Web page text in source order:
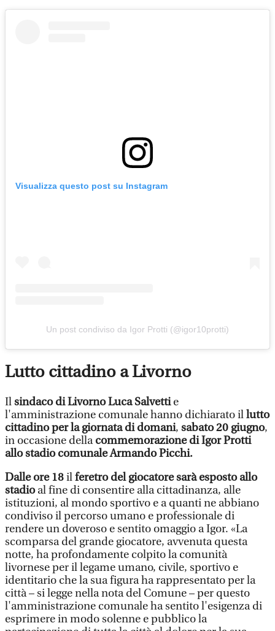
Visualizza questo post su Instagram
Un post condiviso da Igor Protti (@igor10protti)
Lutto cittadino a Livorno
Ilsindaco di LivornoLuca Salvettie
l'amministrazione comunale hanno dichiarato illutto
cittadino per la giornata di domani, sabato 20 giugno,
in occasione dellacommemorazione di Igor Protti
allo stadio comunale Armando Picchi.
Dalle ore 18ilferetro del giocatore sarà esposto allo
stadioal fine di consentire alla cittadinanza, alle
istituzioni, al mondo sportivo e a quanti ne abbiano
condiviso il percorso umano e professionale di
rendere un doveroso e sentito omaggio a Igor. «La
scomparsa del grande giocatore, avvenuta questa
notte, ha profondamente colpito la comunità
livornese per il legame umano, civile, sportivo e
identitario che la sua figura ha rappresentato per la
città – si legge nella nota del Comune – per questo
l'amministrazione comunale ha sentito l'esigenza di
esprimere in modo solenne e pubblico la